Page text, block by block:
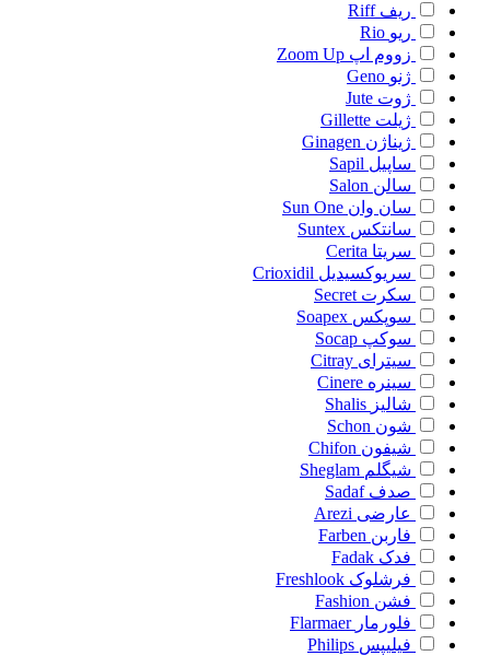
ریف Riff
ریو Rio
زووم اپ Zoom Up
ژنو Geno
ژوت Jute
ژیلت Gillette
ژیناژن Ginagen
ساپیل Sapil
سالن Salon
سان وان Sun One
سانتکس Suntex
سریتا Cerita
سریوکسیدیل Crioxidil
سکرت Secret
سوپکس Soapex
سوکپ Socap
سیترای Citray
سینره Cinere
شالیز Shalis
شون Schon
شیفون Chifon
شیگلم Sheglam
صدف Sadaf
عارضی Arezi
فاربن Farben
فدک Fadak
فرشلوک Freshlook
فشن Fashion
فلورمار Flarmaer
فیلیپس Philips